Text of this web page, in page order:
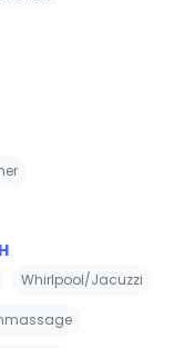
Whirlpool/Jacuzzi